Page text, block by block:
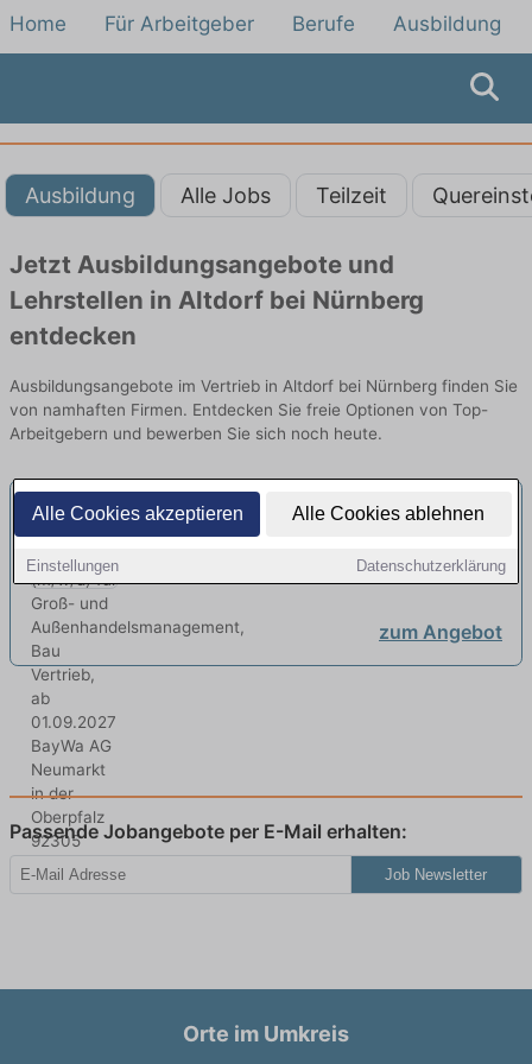
Alle Cookies akzeptieren Alle Cookies ablehnen
Einstellungen Datenschutzerklärung
Home Für Arbeitgeber Berufe Ausbildung
Ausbildung Alle Jobs Teilzeit
Jetzt Ausbildungsangebote und
Lehrstellen in Altdorf bei Nürnberg
entdecken
Ausbildungsangebote im Vertrieb in Altdorf bei Nürnberg finden Sie
von namhaften Firmen. Entdecken Sie freie Optionen von Top-
Arbeitgebern und bewerben Sie sich noch heute.
Ausbildung Kaufmann (m/w/d) für
Außenhandelsmanagement, Bau
BayWa AG | Neumarkt in der Oberpfalz
zum Angebot
Passende Jobangebote per E-Mail erhalten:
Job Newsletter
Orte im Umkreis